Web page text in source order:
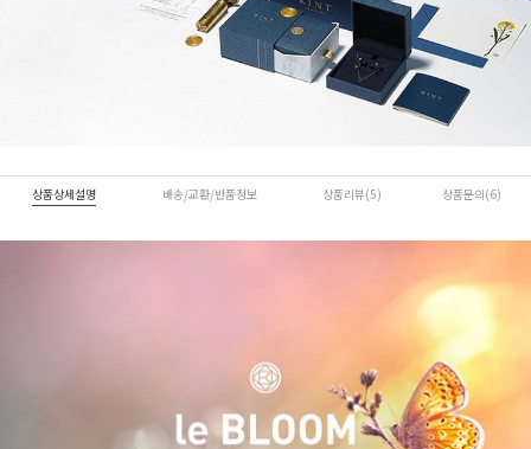
상품상세설명 배송/교환/반품정보 상품리뷰(5) 상품문의(6)